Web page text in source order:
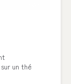
un thé